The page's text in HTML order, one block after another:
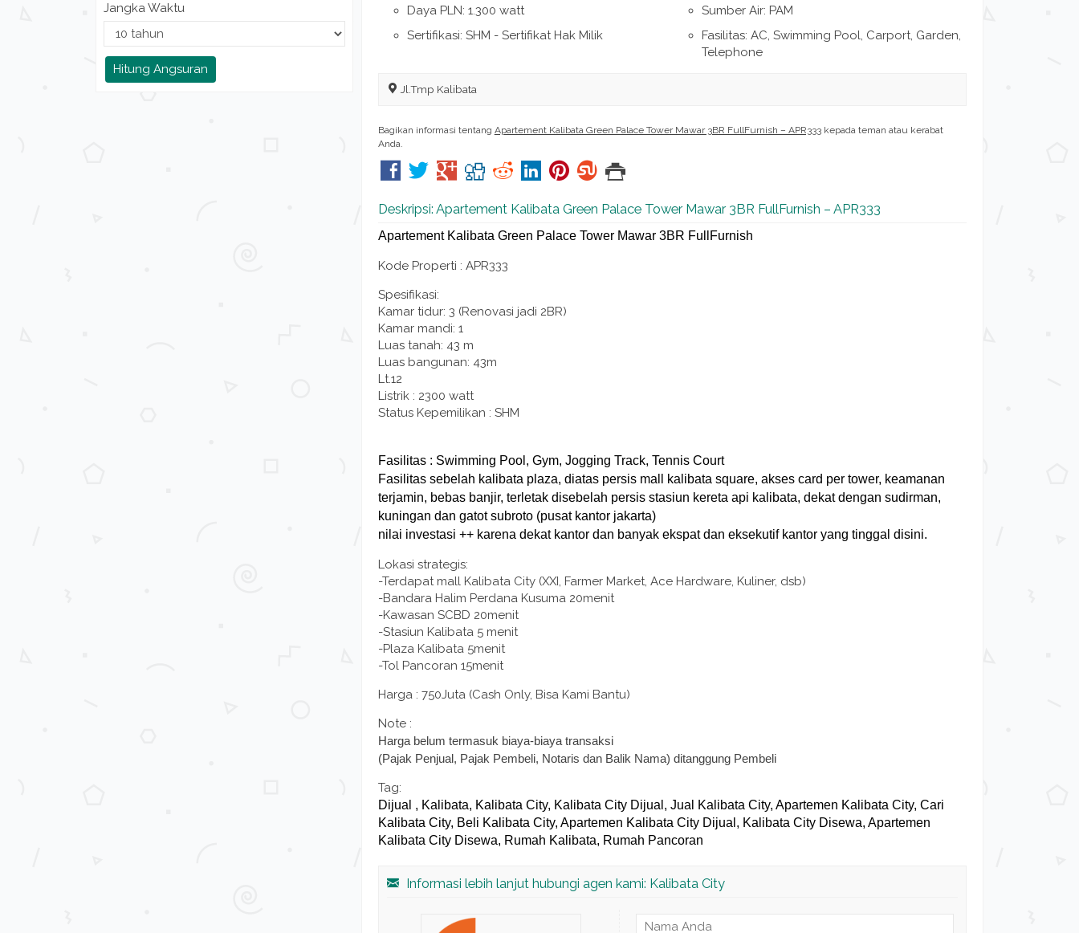
Daya PLN: 1.300 watt
Sumber Air: PAM
Sertifikasi: SHM - Sertifikat Hak Milik
Fasilitas: AC, Swimming Pool, Carport, Garden,
Telephone
Jl.Tmp Kalibata
Bagikan informasi tentang Apartement Kalibata Green Palace Tower Mawar 3BR FullFurnish – APR333kepada teman atau kerabat
Anda.
Deskripsi: Apartement Kalibata Green Palace Tower Mawar 3BR FullFurnish – APR333
Apartement Kalibata Green Palace Tower Mawar 3BR FullFurnish
Kode Properti : APR333
Spesifikasi:
Kamar tidur: 3 (Renovasi jadi 2BR)
Kamar mandi: 1
Luas tanah: 43 m
Luas bangunan: 43m
Lt.12
Listrik : 2300 watt
Status Kepemilikan : SHM
Fasilitas : Swimming Pool, Gym, Jogging Track, Tennis Court
Fasilitas sebelah kalibata plaza, diatas persis mall kalibata square, akses card per tower, keamanan
terjamin, bebas banjir, terletak disebelah persis stasiun kereta api kalibata, dekat dengan sudirman,
kuningan dan gatot subroto (pusat kantor jakarta)
nilai investasi ++ karena dekat kantor dan banyak ekspat dan eksekutif kantor yang tinggal disini.
Lokasi strategis:
-Terdapat mall Kalibata City (XXI, Farmer Market, Ace Hardware, Kuliner, dsb)
-Bandara Halim Perdana Kusuma 20menit
-Kawasan SCBD 20menit
-Stasiun Kalibata 5 menit
-Plaza Kalibata 5menit
-Tol Pancoran 15menit
Harga : 750Juta (Cash Only, Bisa Kami Bantu)
Note :
Harga belum termasuk biaya-biaya transaksi
(Pajak Penjual, Pajak Pembeli, Notaris dan Balik Nama) ditanggung Pembeli
Tag:
Dijual , Kalibata, Kalibata City, Kalibata City Dijual, Jual Kalibata City, Apartemen Kalibata City, Cari
Kalibata City, Beli Kalibata City, Apartemen Kalibata City Dijual, Kalibata City Disewa, Apartemen
Kalibata City Disewa, Rumah Kalibata, Rumah Pancoran
Informasi lebih lanjut hubungi agen kami: Kalibata City
Jangka Waktu
Hitung Angsuran